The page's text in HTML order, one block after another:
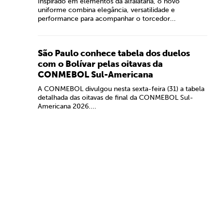
uniforme combina elegância, versatilidade e
performance para acompanhar o torcedor...
São Paulo conhece tabela dos duelos
com o Bolívar pelas oitavas da
CONMEBOL Sul-Americana
A CONMEBOL divulgou nesta sexta-feira (31) a tabela
detalhada das oitavas de final da CONMEBOL Sul-
Americana 2026....